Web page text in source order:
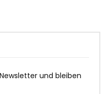
und bleiben